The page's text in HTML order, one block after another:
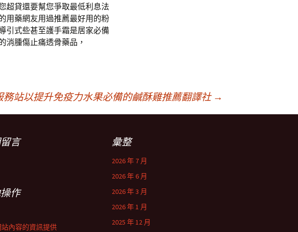
超貸還要幫您爭取最低利息法
用藥網友用過推薦最好用的粉
引式些甚至護手霜是居家必備
消腫傷止痛透骨藥品，
務站以提升免疫力水果必備的鹹酥雞推薦翻譯社 →
言 彙整
2026 年 7 月
2026 年 6 月
2026 年 3 月
2026 年 1 月
2025 年 12 月
作
內容的資訊提供